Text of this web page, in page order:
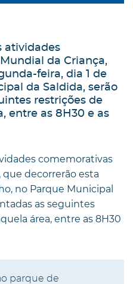
atividades
da Criança,
feira, dia 1 de
da Saldida, serão
restrições de
entre as 8H30 e as
comemorativas
que decorrerão esta
no Parque Municipal
as seguintes
área, entre as 8H30
parque de